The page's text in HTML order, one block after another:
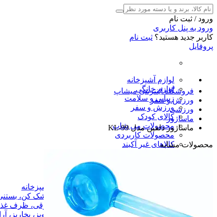
ورود / ثبت نام
ورود به پنل کاربری
کاربر جدید هستید؟ ثبت نام
پروفایل
لوازم آشپزخانه
لوازم خانگی
زیبایی و سلامت
ورزش و سفر
کالای کودک
محصولات می شاپ
محصولات کاربردی
کالاهای غیر آکبند
لوازم برقی آشپزخانه لوازم برقی آشپزخانه
میوه خشک کن، بستنی ساز میوه خشک کن،
اجاق برقی، ظرف غذا برقی اجاق برقی، ظرف
پلوپز، بخارپز، آرام پز، زودپز برقی
پلوپز، بخارپز،
فروشگاه اینترنتی میشاپ
ورزش و سفر
ورزشی
ماساژور
ماساژور دلفین مدل KL-99
محصولات مشابه